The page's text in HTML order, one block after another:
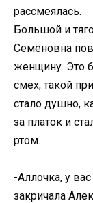
рассмеялась.
Большой и
Семёновна
женщину. Это
смех, такой
стало душно,
за платок и
ртом.
-Аллочка, у
закричала